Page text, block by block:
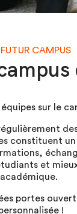
CAMPUS
sur le
constituent
et
portes
!